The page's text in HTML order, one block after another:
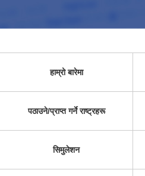
हाम्रो बारेमा
पठाउने/प्राप्त गर्ने राष्ट्रहरू
सिमुलेशन